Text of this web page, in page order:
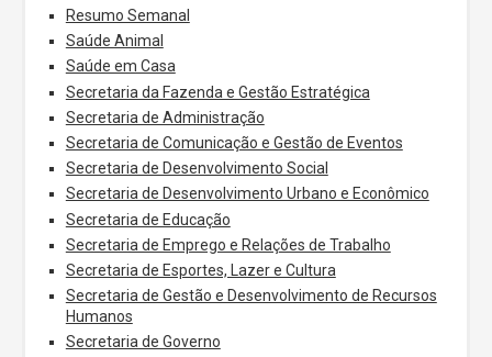
Resumo Semanal
Saúde Animal
Saúde em Casa
Secretaria da Fazenda e Gestão Estratégica
Secretaria de Administração
Secretaria de Comunicação e Gestão de Eventos
Secretaria de Desenvolvimento Social
Secretaria de Desenvolvimento Urbano e Econômico
Secretaria de Educação
Secretaria de Emprego e Relações de Trabalho
Secretaria de Esportes, Lazer e Cultura
Secretaria de Gestão e Desenvolvimento de Recursos
Humanos
Secretaria de Governo